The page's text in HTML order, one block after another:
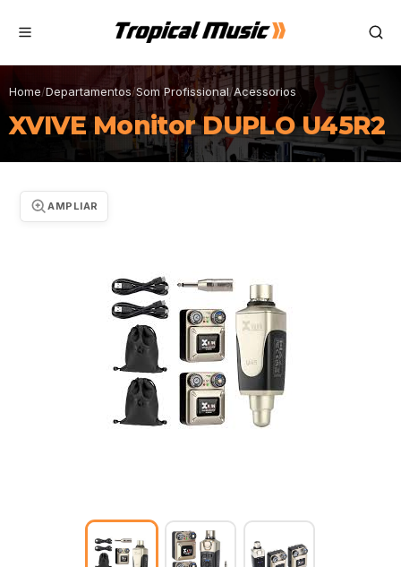
Home/Departamentos/Som Profissional/Acessorios
XVIVE Monitor DUPLO U45R2
AMPLIAR